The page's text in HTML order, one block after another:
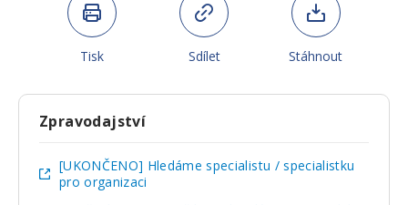
Tisk Sdílet Stáhnout
Zpravodajství
[UKONČENO] Hledáme specialistu / specialistku
pro organizaci